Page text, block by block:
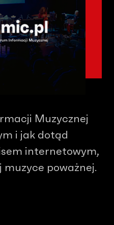
Muzycznej
i jak dotąd
internetowym,
muzyce poważnej.